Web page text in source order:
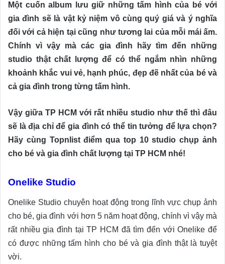
Một cuốn album lưu giữ những tấm hình của bé với
gia đình sẽ là vật kỷ niệm vô cùng quý giá và ý nghĩa
đối với cả hiện tại cũng như tương lai của mỗi mái ấm.
Chính vì vậy mà các gia đình hãy tìm đến những
studio thật chất lượng để có thể ngắm nhìn những
khoảnh khắc vui vẻ, hạnh phúc, đẹp đẽ nhất của bé và
cả gia đình trong từng tấm hình.
Vậy giữa TP HCM với rất nhiều studio như thế thì đâu
sẽ là địa chỉ để gia đình có thể tin tưởng để lựa chọn?
Hãy cùng Topnlist điểm qua top 10 studio chụp ảnh
cho bé và gia đình chất lượng tại TP HCM nhé!
Onelike Studio
Onelike Studio chuyên hoạt động trong lĩnh vực chụp ảnh
cho bé, gia đình với hơn 5 năm hoạt động, chính vì vậy mà
rất nhiều gia đình tại TP HCM đã tìm đến với Onelike để
có được những tấm hình cho bé và gia đình thật là tuyệt
vời.